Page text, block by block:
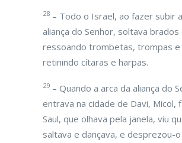
28 – Todo o Israel, ao fazer subir
aliança do Senhor, soltava brados
ressoando trombetas, trompas e
retinindo cítaras e harpas.
29 – Quando a arca da aliança do
entrava na cidade de Davi, Micol,
Saul, que olhava pela janela, viu
saltava e dançava, e desprezou-